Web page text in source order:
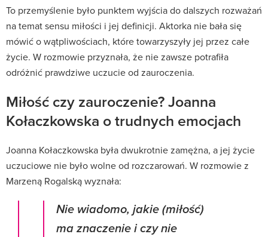
To przemyślenie było punktem wyjścia do dalszych rozważań
na temat sensu miłości i jej definicji. Aktorka nie bała się
mówić o wątpliwościach, które towarzyszyły jej przez całe
życie. W rozmowie przyznała, że nie zawsze potrafiła
odróżnić prawdziwe uczucie od zauroczenia.
Miłość czy zauroczenie? Joanna
Kołaczkowska o trudnych emocjach
Joanna Kołaczkowska była dwukrotnie zamężna, a jej życie
uczuciowe nie było wolne od rozczarowań. W rozmowie z
Marzeną Rogalską wyznała:
Nie wiadomo, jakie (miłość)
ma znaczenie i czy nie